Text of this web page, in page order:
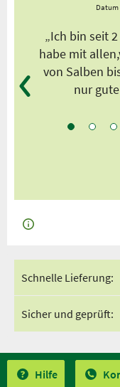
Datum
„Ich bin seit
habe mit
von Salben
nur
Schnelle Lieferung:
Sicher und geprüft:
Hilfe